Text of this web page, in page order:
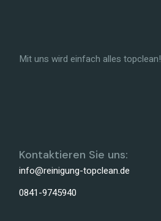
Mit uns wird einfach alles topclean!
Kontaktieren Sie uns:
info@reinigung-topclean.de
0841-9745940